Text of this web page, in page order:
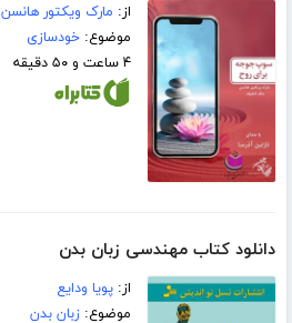
از: مارک ویکتور هانسن
موضوع:خودسازی
۴ ساعت و ۵۰ دقیقه
دانلود کتاب مهندسی زبان بدن
از:پویا ودایع
موضوع:زبان بدن